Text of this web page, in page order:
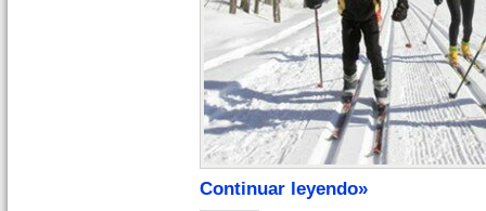
Continuar leyendo»